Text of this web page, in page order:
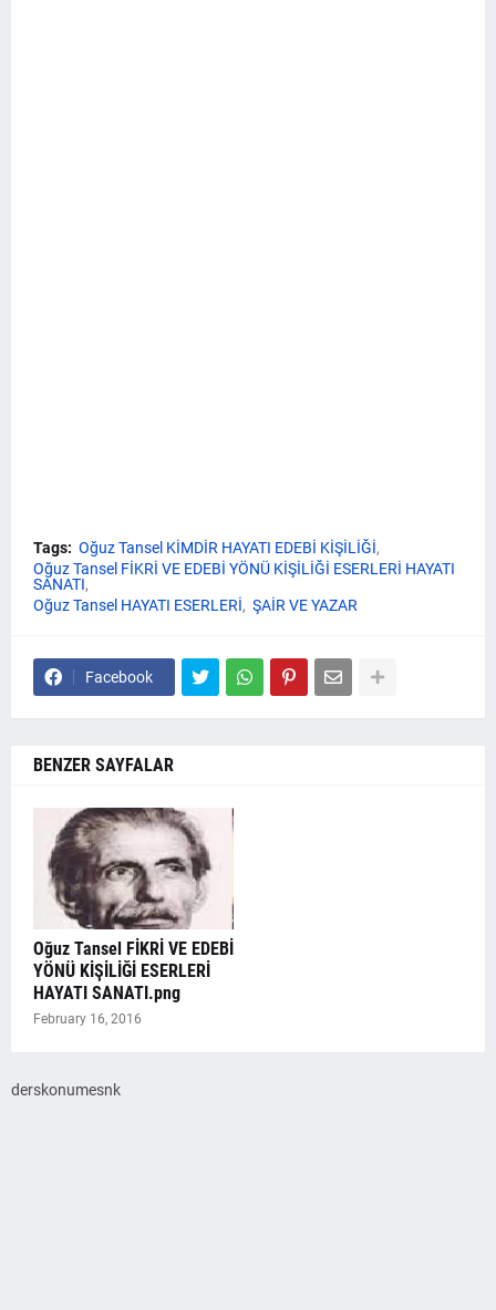
Tags: Oğuz Tansel KİMDİR HAYATI EDEBİ KİŞİLİĞİ
Oğuz Tansel FİKRİ VE EDEBİ YÖNÜ KİŞİLİĞİ ESERLERİ HAYATI
SANATI
Oğuz Tansel HAYATI ESERLERİ
ŞAİR VE YAZAR
Facebook
BENZER SAYFALAR
Oğuz Tansel FİKRİ VE EDEBİ
YÖNÜ KİŞİLİĞİ ESERLERİ
HAYATI SANATI.png
February 16, 2016
derskonumesnk